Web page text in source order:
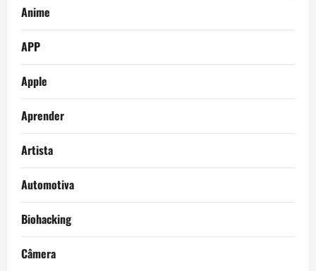
Anime
APP
Apple
Aprender
Artista
Automotiva
Biohacking
Câmera